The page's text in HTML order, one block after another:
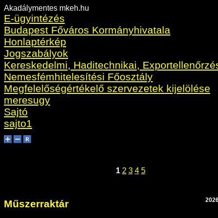
Akadálymentes mkeh.hu
E-ügyintézés
Budapest Főváros Kormányhivatala
Honlaptérkép
Jogszabályok
Kereskedelmi, Haditechnikai,
Nemesfémhitelesítési Főosztály
Megfelelőségértékelő szervezetek kijelölése
meresugy
Sajtó
sajto1
1 2 3 4 5
Műszerraktár